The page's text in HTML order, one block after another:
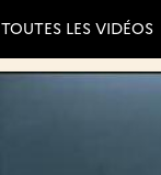
TOUTES LES VIDÉOS